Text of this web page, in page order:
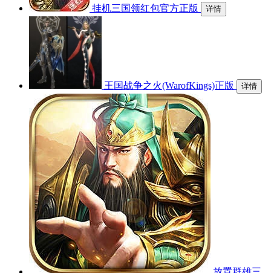
挂机三国领红包官方正版 详情
王国战争之火(WarofKings)正版 详情